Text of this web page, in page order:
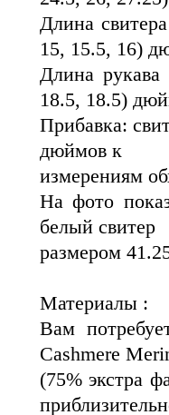
Длина
15, 15.5, 16)
Длина
18.5, 18.5)
Прибавка:
дюймов к
измерениям
На фото
белый свитер
размером
Материалы :
Вам
Cashmere
(75% экстра